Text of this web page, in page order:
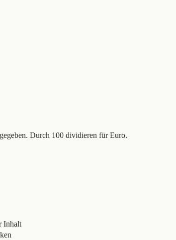
Durch 100 dividieren für Euro.
Inhalt